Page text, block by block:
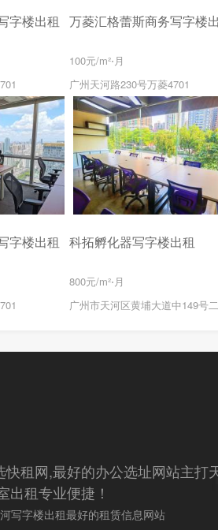
字楼出租 万菱汇格蕾斯商务写字楼
100元/m²⋅月
广州天河路230号万菱4701
字楼出租 科拓孵化器写字楼出租
800元/m²⋅月
广州市天河区黄埔大道中149号
租网,最好的办公选址网站主打
出租专业便捷！
写字楼出租最好的租赁信息网站